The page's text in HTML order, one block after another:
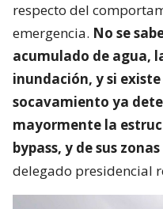
respecto del
emergencia. No se
acumulado de agua,
inundación, y si
socavamiento ya
mayormente la
bypass, y de sus
delegado presidencial